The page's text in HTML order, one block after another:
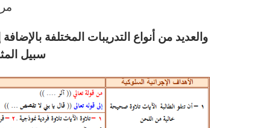
والعديد من أنواع التدريبات المختلفة
سبيل